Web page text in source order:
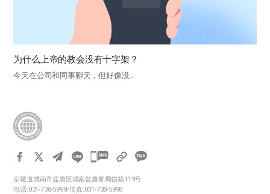
为什么上帝的教会没有十字架？
今天在公司和同事聊天，但好像没…
카
오
京畿道城南市盆唐区城南盆唐邮局信箱119号
电话:031-738-5999/传真:031-738-5998